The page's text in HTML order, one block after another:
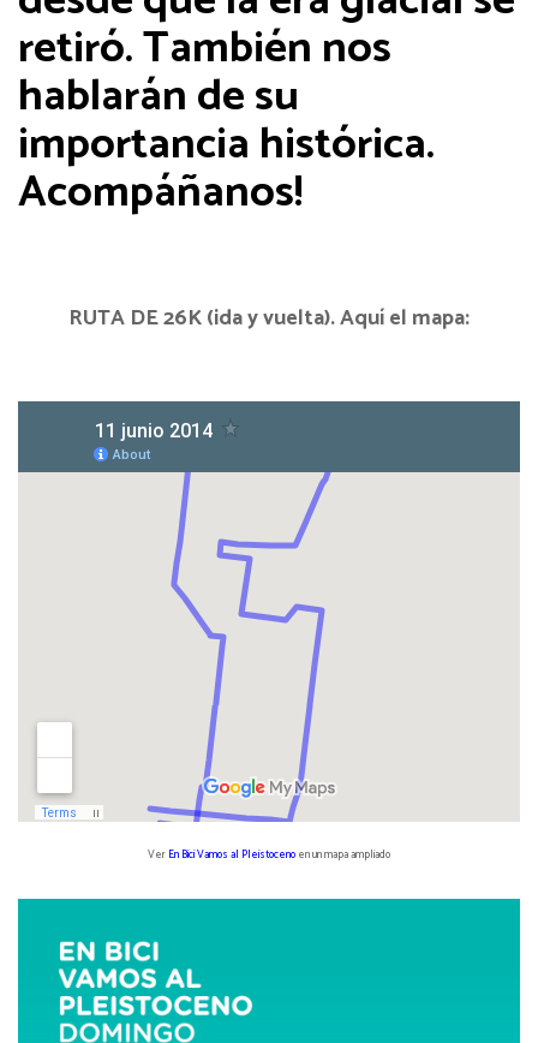
retiró. También nos
hablarán de su
importancia histórica.
Acompáñanos!
RUTA DE 26K (ida y vuelta). Aquí el mapa:
Ver En Bici Vamos al Pleistoceno en un mapa ampliado